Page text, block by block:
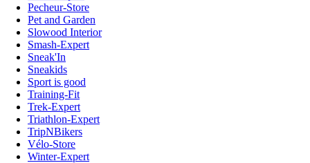
Pecheur-Store
Pet and Garden
Slowood Interior
Smash-Expert
Sneak'In
Sneakids
Sport is good
Training-Fit
Trek-Expert
Triathlon-Expert
TripNBikers
Vélo-Store
Winter-Expert